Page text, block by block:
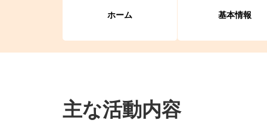
ホーム 基本情報
主な活動内容